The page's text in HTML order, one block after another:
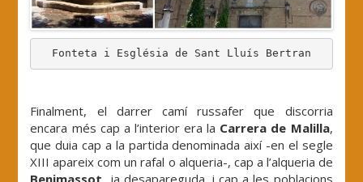
Fonteta i Església de Sant Lluís Bertran
Finalment, el darrer camí russafer que discorria
encara més cap a l’interior era la Carrera de Malilla,
que duia cap a la partida denominada així -en el segle
XIII apareix com un rafal o alqueria-, cap a l’alqueria de
Benimassot , ja desapareguda, i cap a les poblacions